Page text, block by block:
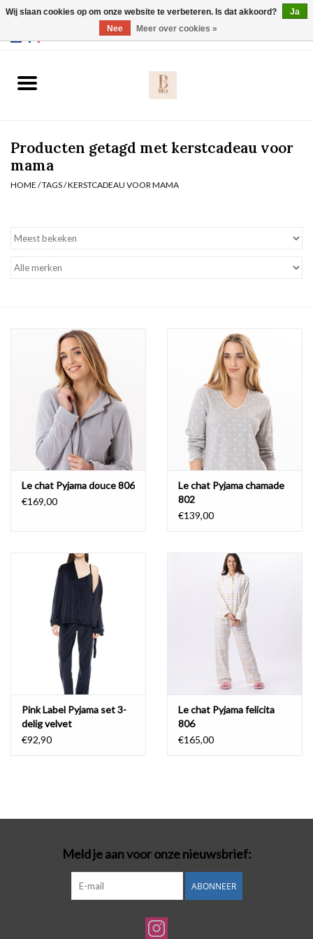
Slip
Body
Solden
Lingerie-accessoires
Cadeaubonnen
Producten getagd met kerstcadeau voor
mama
HOME /TAGS/KERSTCADEAU VOOR MAMA
Le chat Pyjama douce 806
€169,00
Le chat Pyjama chamade
802
€139,00
Pink Label Pyjama set 3-
delig velvet
€92,90
Le chat Pyjama felicita
806
€165,00
Meld je aan voor onze nieuwsbrief:
ABONNEER
Wij slaan cookies op om onze website te verbeteren. Is dat akkoord?
Ja
Nee
Meer over cookies »
Webshop werkt met EU maten. .